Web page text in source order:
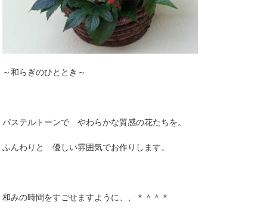
～和らぎのひととき～
パステルトーンで やわらかな質感の花たちを。
ふんわりと 優しい雰囲気でお作りします。
和みの時間をすごせますように、、＊＾＾＊